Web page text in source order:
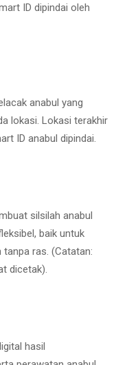
ID dipindai oleh
anabul yang
lokasi. Lokasi terakhir
ID anabul dipindai.
silsilah anabul
baik untuk
ras. (Catatan:
dicetak).
hasil